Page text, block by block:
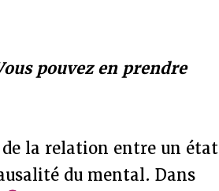
pouvez en prendre
la relation entre un état
du mental. Dans